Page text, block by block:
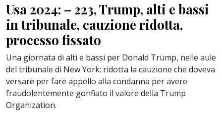
Usa 2024: – 223, Trump, alti e bassi
in tribunale, cauzione ridotta,
processo fissato
Una giornata di alti e bassi per Donald Trump, nelle aule
del tribunale di New York: ridotta la cauzione che doveva
versare per fare appello alla condanna per avere
fraudolentemente gonfiato il valore della Trump
Organization.